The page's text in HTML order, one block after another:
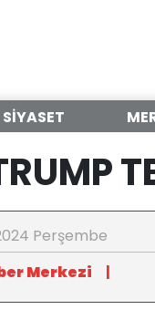
SİYASET
Perşembe
Merkezi |